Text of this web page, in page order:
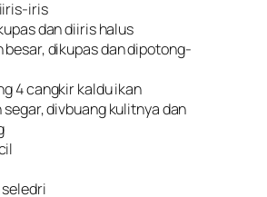
iris
dan diiris halus
besar, dikupas dan dipotong-
4 cangkir kaldu ikan
divbuang kulitnya dan